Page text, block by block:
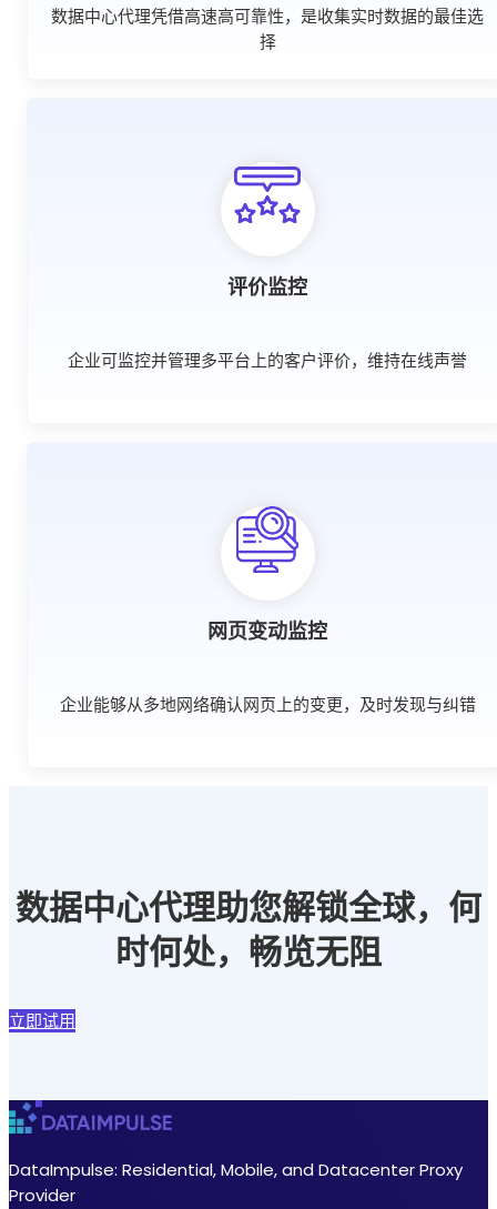
数据中心代理凭借高速高可靠性，是收集实时数据的最佳选
择
评价监控
企业可监控并管理多平台上的客户评价，维持在线声誉
网页变动监控
企业能够从多地网络确认网页上的变更，及时发现与纠错
数据中心代理助您解锁全球，何
时何处，畅览无阻
立即试用
DataImpulse: Residential, Mobile, and Datacenter Proxy
Provider